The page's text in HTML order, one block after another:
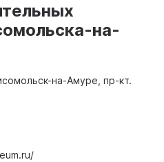
на-
на-Амуре, пр-кт.